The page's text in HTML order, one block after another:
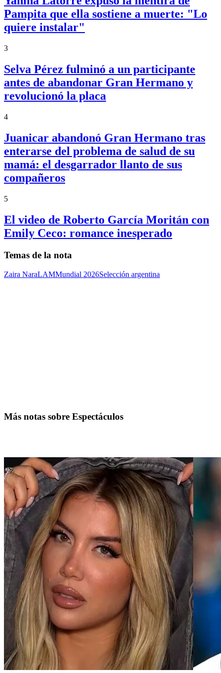
Pampita que ella sostiene a muerte: "Lo
quiere instalar"
3
Selva Pérez fulminó a un participante
antes de abandonar Gran Hermano y
revolucionó la placa
4
Juanicar abandonó Gran Hermano tras
enterarse del problema de salud de su
mamá: el desgarrador llanto de sus
compañeros
5
El video de Roberto García Moritán con
Emily Ceco: romance inesperado
Temas de la nota
Zaira NaraLAMMundial 2026Selección argentina
Más notas sobre Espectáculos